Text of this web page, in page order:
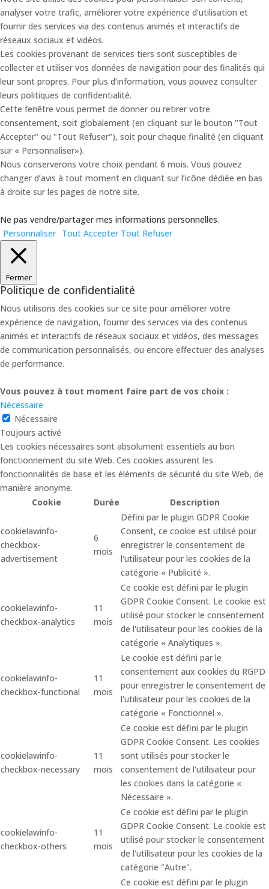
analyser votre trafic, améliorer votre expérience d’utilisation et
fournir des services via des contenus animés et interactifs de
réseaux sociaux et vidéos.
Les cookies provenant de services tiers sont susceptibles de
collecter et utiliser vos données de navigation pour des finalités qui
leur sont propres. Pour plus d’information, vous pouvez consulter
leurs politiques de confidentialité.
Cette fenêtre vous permet de donner ou retirer votre
consentement, soit globalement (en cliquant sur le bouton "Tout
Accepter" ou "Tout Refuser"), soit pour chaque finalité (en cliquant
sur « Personnaliser»).
Nous conserverons votre choix pendant 6 mois. Vous pouvez
changer d’avis à tout moment en cliquant sur l’icône dédiée en bas
à droite sur les pages de notre site.
Ne pas vendre/partager mes informations personnelles.
Personnaliser Tout Accepter Tout Refuser
Fermer
Politique de confidentialité
Nous utilisons des cookies sur ce site pour améliorer votre
expérience de navigation, fournir des services via des contenus
animés et interactifs de réseaux sociaux et vidéos, des messages
de communication personnalisés, ou encore effectuer des analyses
de performance.
Vous pouvez à tout moment faire part de vos choix :
Nécessaire
Nécessaire
Toujours activé
Les cookies nécessaires sont absolument essentiels au bon
fonctionnement du site Web. Ces cookies assurent les
fonctionnalités de base et les éléments de sécurité du site Web, de
manière anonyme.
Cookie
Durée Description
cookielawinfo-
checkbox-
advertisement
6
mois
Défini par le plugin GDPR Cookie
Consent, ce cookie est utilisé pour
enregistrer le consentement de
l'utilisateur pour les cookies de la
catégorie « Publicité ».
cookielawinfo-
checkbox-analytics
11
mois
Ce cookie est défini par le plugin
GDPR Cookie Consent. Le cookie est
utilisé pour stocker le consentement
de l'utilisateur pour les cookies de la
catégorie « Analytiques ».
cookielawinfo-
checkbox-functional
11
mois
Le cookie est défini par le
consentement aux cookies du RGPD
pour enregistrer le consentement de
l'utilisateur pour les cookies de la
catégorie « Fonctionnel ».
cookielawinfo-
checkbox-necessary
11
mois
Ce cookie est défini par le plugin
GDPR Cookie Consent. Les cookies
sont utilisés pour stocker le
consentement de l'utilisateur pour
les cookies dans la catégorie «
Nécessaire ».
cookielawinfo-
checkbox-others
11
mois
Ce cookie est défini par le plugin
GDPR Cookie Consent. Le cookie est
utilisé pour stocker le consentement
de l'utilisateur pour les cookies de la
catégorie "Autre".
Ce cookie est défini par le plugin